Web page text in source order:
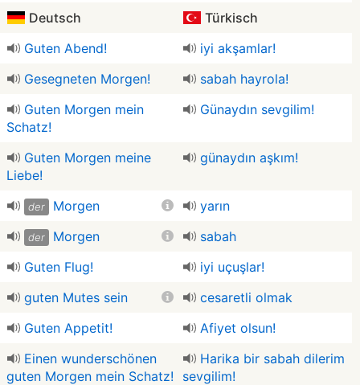
Deutsch
Türkisch
Guten Abend!
iyi akşamlar!
Gesegneten Morgen!
sabah hayrola!
Guten Morgen mein
Schatz!
Günaydın sevgilim!
Guten Morgen meine
Liebe!
günaydın aşkım!
der Morgen yarın
der Morgen
sabah
Guten Flug!
iyi uçuşlar!
guten Mutes sein
cesaretli olmak
Guten Appetit!
Afiyet olsun!
Einen wunderschönen
guten Morgen mein Schatz!
Harika bir sabah dilerim
sevgilim!